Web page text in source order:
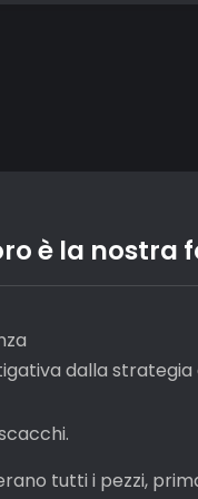
è la nostra
dalla
tutti i pezzi,